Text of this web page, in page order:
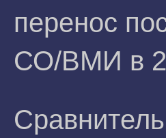
перенос
СО/ВМИ в